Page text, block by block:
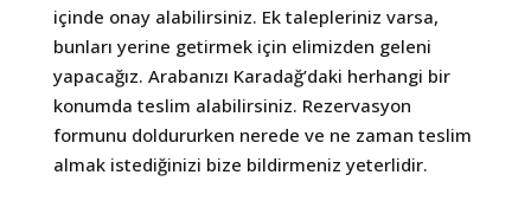
içinde onay alabilirsiniz. Ek talepleriniz varsa,
bunları yerine getirmek için elimizden geleni
yapacağız. Arabanızı Karadağ’daki herhangi bir
konumda teslim alabilirsiniz. Rezervasyon
formunu doldururken nerede ve ne zaman teslim
almak istediğinizi bize bildirmeniz yeterlidir.